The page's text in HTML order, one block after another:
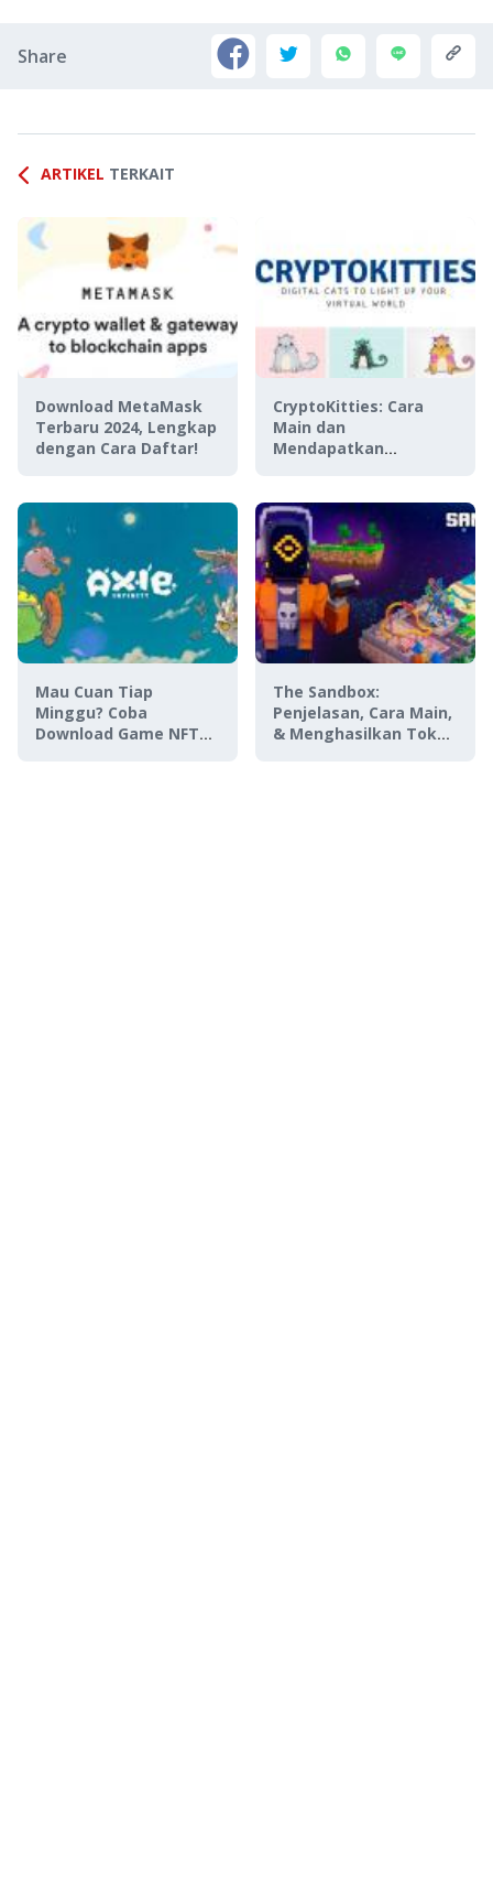
Share
ARTIKEL TERKAIT
Download MetaMask
Terbaru 2024, Lengkap
dengan Cara Daftar!
CryptoKitties: Cara
Main dan
Mendapatkan
Mau Cuan Tiap
Minggu? Coba
Download Game NFT
The Sandbox:
Penjelasan, Cara Main,
& Menghasilkan Token